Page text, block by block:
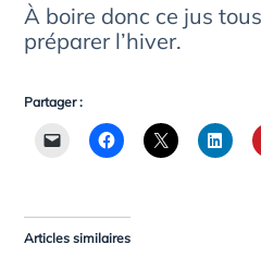
À boire donc ce jus
préparer l’hiver.
Partager :
Articles similaires